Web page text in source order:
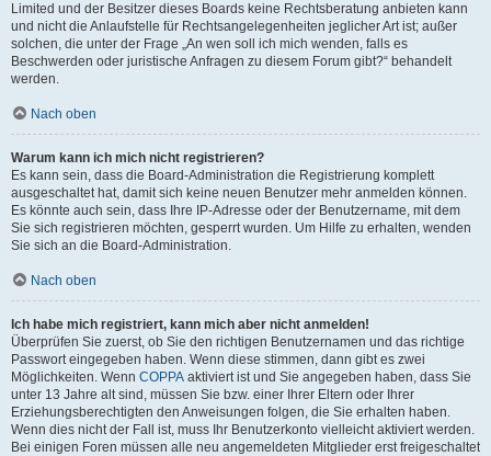
Limited und der Besitzer dieses Boards keine Rechtsberatung anbieten kann
und nicht die Anlaufstelle für Rechtsangelegenheiten jeglicher Art ist; außer
solchen, die unter der Frage „An wen soll ich mich wenden, falls es
Beschwerden oder juristische Anfragen zu diesem Forum gibt?“ behandelt
werden.
Nach oben
Warum kann ich mich nicht registrieren?
Es kann sein, dass die Board-Administration die Registrierung komplett
ausgeschaltet hat, damit sich keine neuen Benutzer mehr anmelden können.
Es könnte auch sein, dass Ihre IP-Adresse oder der Benutzername, mit dem
Sie sich registrieren möchten, gesperrt wurden. Um Hilfe zu erhalten, wenden
Sie sich an die Board-Administration.
Nach oben
Ich habe mich registriert, kann mich aber nicht anmelden!
Überprüfen Sie zuerst, ob Sie den richtigen Benutzernamen und das richtige
Passwort eingegeben haben. Wenn diese stimmen, dann gibt es zwei
Möglichkeiten. Wenn COPPA aktiviert ist und Sie angegeben haben, dass Sie
unter 13 Jahre alt sind, müssen Sie bzw. einer Ihrer Eltern oder Ihrer
Erziehungsberechtigten den Anweisungen folgen, die Sie erhalten haben.
Wenn dies nicht der Fall ist, muss Ihr Benutzerkonto vielleicht aktiviert werden.
Bei einigen Foren müssen alle neu angemeldeten Mitglieder erst freigeschaltet